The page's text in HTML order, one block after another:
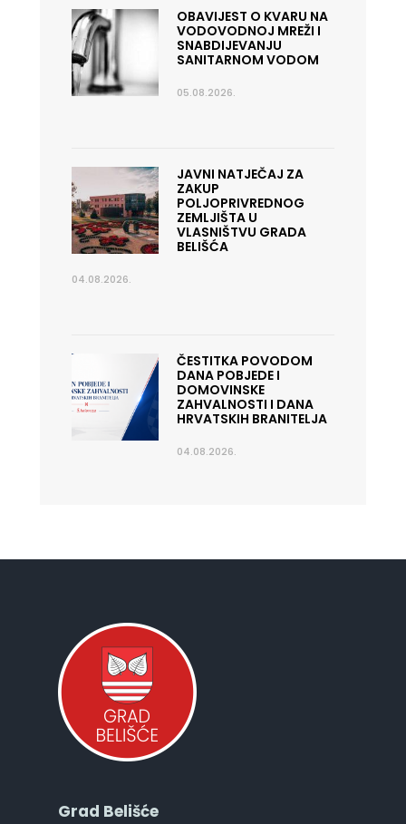
OBAVIJEST O KVARU NA
VODOVODNOJ MREŽI I
SNABDIJEVANJU
SANITARNOM VODOM
05.08.2026.
JAVNI NATJEČAJ ZA
ZAKUP
POLJOPRIVREDNOG
ZEMLJIŠTA U
VLASNIŠTVU GRADA
BELIŠĆA
04.08.2026.
ČESTITKA POVODOM
DANA POBJEDE I
DOMOVINSKE
ZAHVALNOSTI I DANA
HRVATSKIH BRANITELJA
04.08.2026.
Grad Belišće